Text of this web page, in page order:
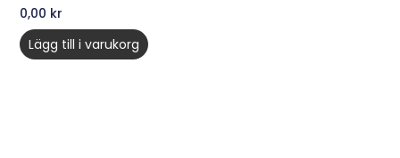
0,00 kr
Lägg till i varukorg